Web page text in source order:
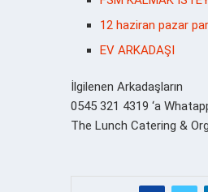
12 haziran pazar
EV ARKADAŞI
İlgilenen Arkadaşların
0545 321 4319 ‘a
The Lunch Catering &